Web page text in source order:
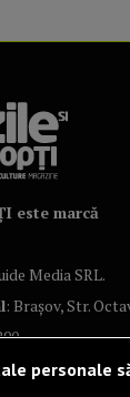
este marcă
Media SRL.
: Brașov, Str.
personale